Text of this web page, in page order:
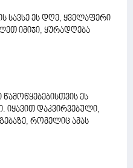
სავსე ეს დღე, ყველაფერი
იმიჯი, ყურადღება
წამოწყებებისთვის ეს
დაკვირვებული,
რომელიც ამას